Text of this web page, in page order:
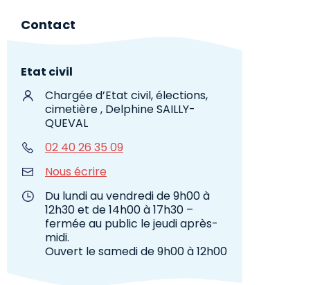
Contact
Etat civil
Chargée d’Etat civil, élections,
cimetière , Delphine SAILLY-
QUEVAL
02 40 26 35 09
Nous écrire
Du lundi au vendredi de 9h00 à
12h30 et de 14h00 à 17h30 –
fermée au public le jeudi après-
midi.
Ouvert le samedi de 9h00 à 12h00